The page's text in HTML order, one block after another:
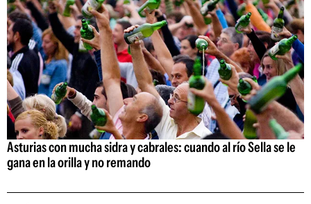
Asturias con mucha sidra y cabrales: cuando al río Sella se le
gana en la orilla y no remando